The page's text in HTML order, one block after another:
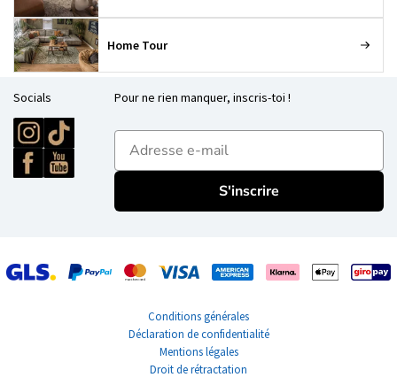
Home Tour
Socials Pour ne rien manquer, inscris-toi !
E-mailadres
S'inscrire
Conditions générales
Déclaration de confidentialité
Mentions légales
Droit de rétractation